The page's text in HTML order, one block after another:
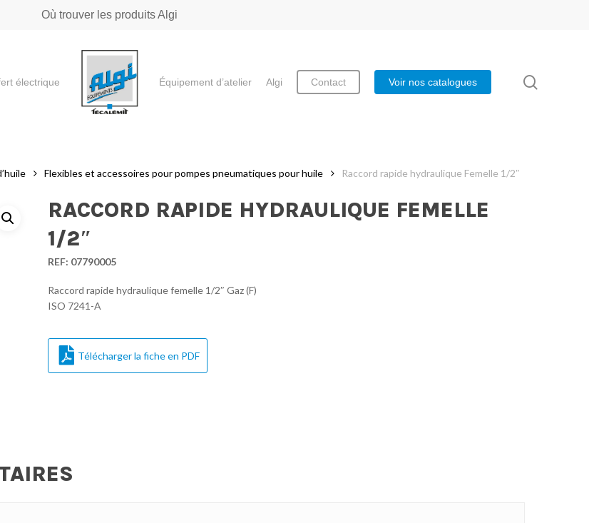
Où trouver les produits Algi
électrique Équipement d’atelier Algi Contact Voir nos catalogues
Flexibles et accessoires pour pompes pneumatiques pour huile Raccord rapide hydraulique Femelle 1/2″
RACCORD RAPIDE HYDRAULIQUE FEMELLE
1/2″
REF: 07790005
Raccord rapide hydraulique femelle 1/2″ Gaz (F)
ISO 7241-A
Télécharger la fiche en PDF